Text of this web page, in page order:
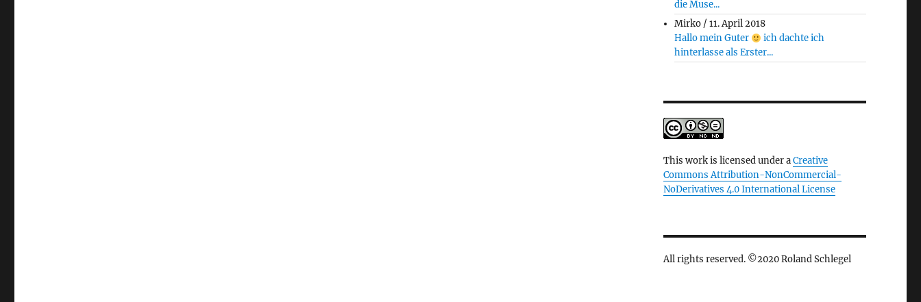
die Muse...
Mirko/11. April 2018
Hallo mein Guter
ich dachte ich
hinterlasse als Erster...
This work is licensed under aCreative
Commons Attribution-NonCommercial-
NoDerivatives 4.0 International License
All rights reserved. ©2020 Roland Schlegel